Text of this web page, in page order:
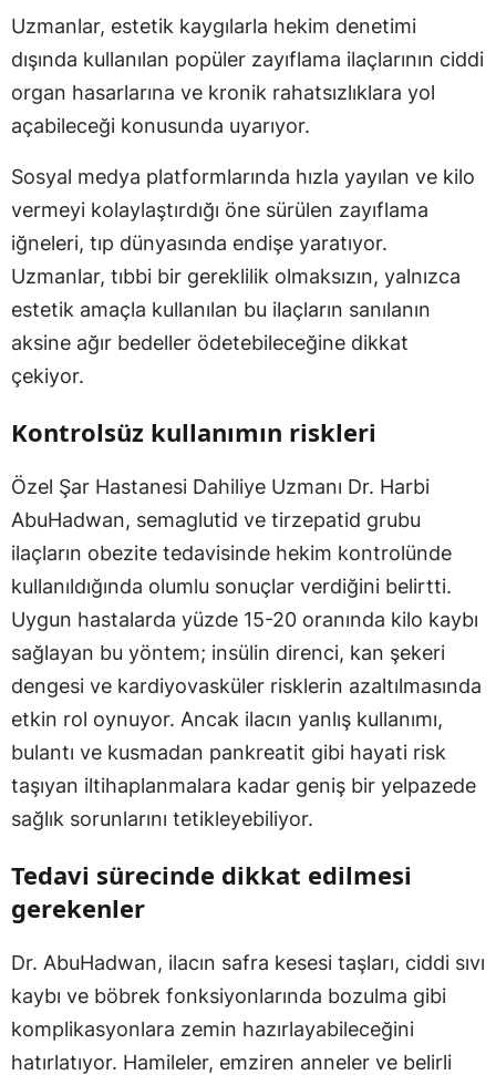
Uzmanlar, estetik kaygılarla hekim denetimi
dışında kullanılan popüler zayıflama ilaçlarının ciddi
organ hasarlarına ve kronik rahatsızlıklara yol
açabileceği konusunda uyarıyor.
Sosyal medya platformlarında hızla yayılan ve kilo
vermeyi kolaylaştırdığı öne sürülen zayıflama
iğneleri, tıp dünyasında endişe yaratıyor.
Uzmanlar, tıbbi bir gereklilik olmaksızın, yalnızca
estetik amaçla kullanılan bu ilaçların sanılanın
aksine ağır bedeller ödetebileceğine dikkat
çekiyor.
Kontrolsüz kullanımın riskleri
Özel Şar Hastanesi Dahiliye Uzmanı Dr. Harbi
AbuHadwan, semaglutid ve tirzepatid grubu
ilaçların obezite tedavisinde hekim kontrolünde
kullanıldığında olumlu sonuçlar verdiğini belirtti.
Uygun hastalarda yüzde 15-20 oranında kilo kaybı
sağlayan bu yöntem; insülin direnci, kan şekeri
dengesi ve kardiyovasküler risklerin azaltılmasında
etkin rol oynuyor. Ancak ilacın yanlış kullanımı,
bulantı ve kusmadan pankreatit gibi hayati risk
taşıyan iltihaplanmalara kadar geniş bir yelpazede
sağlık sorunlarını tetikleyebiliyor.
Tedavi sürecinde dikkat edilmesi
gerekenler
Dr. AbuHadwan, ilacın safra kesesi taşları, ciddi sıvı
kaybı ve böbrek fonksiyonlarında bozulma gibi
komplikasyonlara zemin hazırlayabileceğini
hatırlatıyor. Hamileler, emziren anneler ve belirli